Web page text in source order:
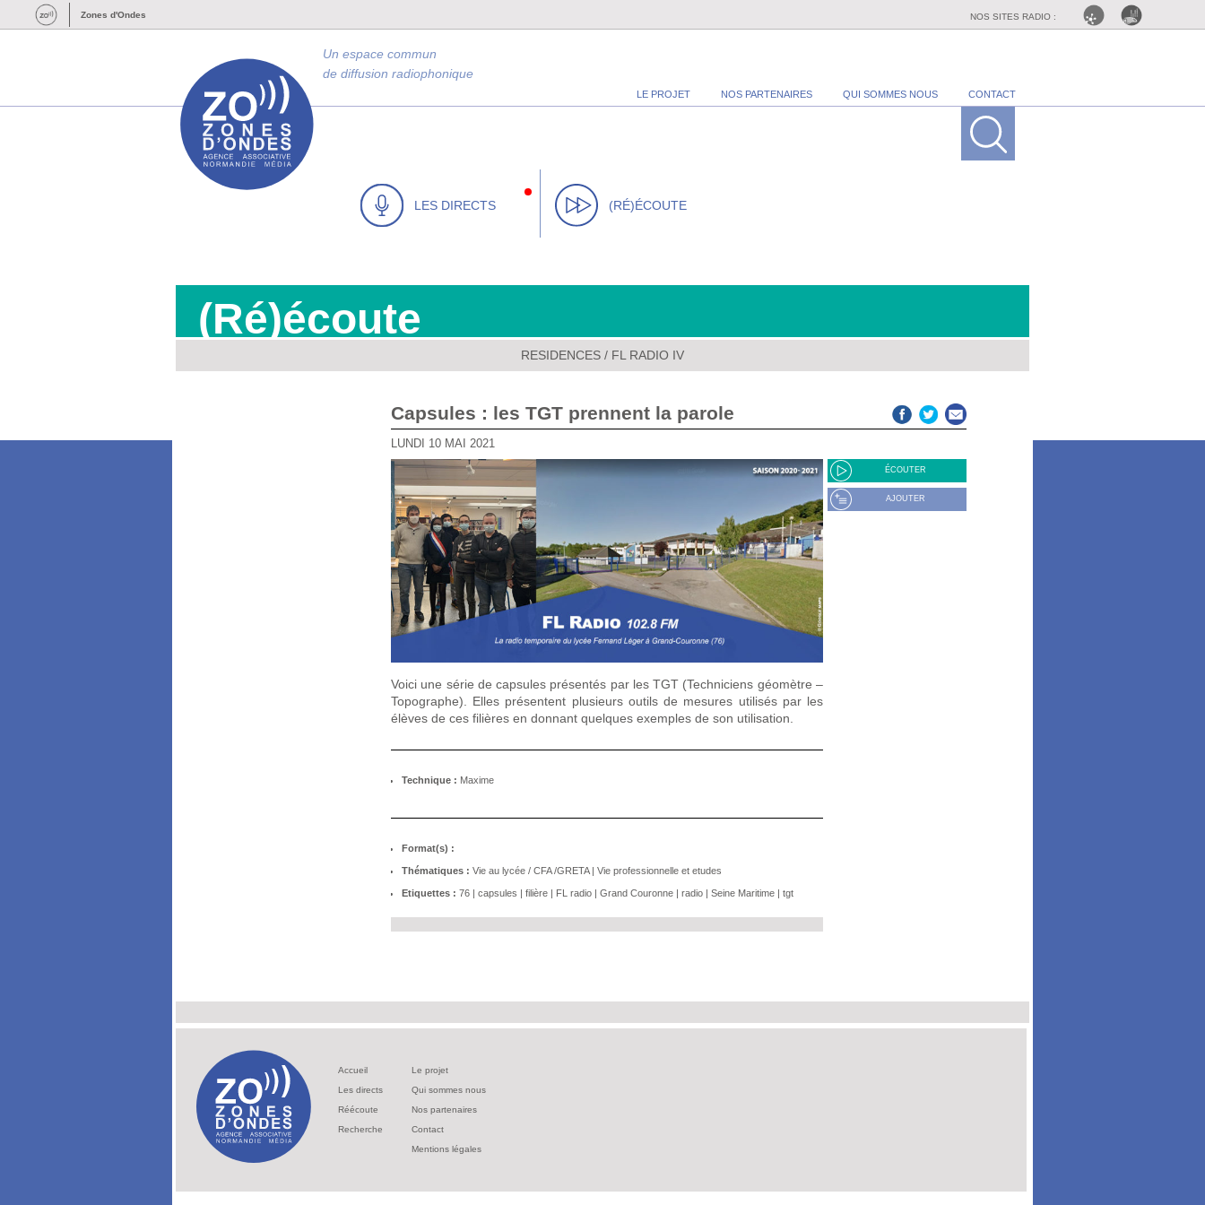
Zones d'Ondes NOS SITES RADIO :
LE PROJET NOS PARTENAIRES QUI SOMMES NOUS CONTACT
Un espace commun
de diffusion radiophonique
LES DIRECTS (RÉ)ÉCOUTE
(Ré)écoute
RESIDENCES / FL RADIO IV
Capsules : les TGT prennent la parole
LUNDI 10 MAI 2021
ÉCOUTER
AJOUTER
Voici une série de capsules présentés par les TGT (Techniciens géomètre –
Topographe). Elles présentent plusieurs outils de mesures utilisés par les
élèves de ces filières en donnant quelques exemples de son utilisation.
Technique : Maxime
Format(s) :
Thématiques : Vie au lycée / CFA /GRETA| Vie professionnelle et etudes
Etiquettes : 76 | capsules | filière | FL radio | Grand Couronne | radio | Seine Maritime | tgt
Accueil
Les directs
Réécoute
Recherche
Le projet
Qui sommes nous
Nos partenaires
Contact
Mentions légales